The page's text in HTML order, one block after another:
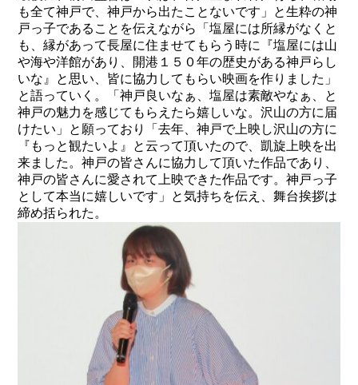
も全て神戸で、神戸から出たことないです」と生粋の神
戸っ子であることを伝えながら「塩屋には所縁がなくと
も、縁があって長屋に住ませてもらう時に『塩屋には山
や海や洋館があり、開港１５０年の歴史がある神戸らし
いな』と思い、皆に協力してもらい映画を作りました」
と語っていく。「神戸良いなぁ、塩屋は素敵やなぁ、と
神戸の魅力を感じてもらえたら嬉しいな。沢山の方に届
けたい」と願っており「去年、神戸で上映し沢山の方に
『もっと観たいよ』と云って頂いたので、凱旋上映を出
来ました。神戸の皆さんに協力して頂いた作品であり、
神戸の皆さんに愛されて上映できた作品です。神戸っ子
として本当に嬉しいです」と気持ちを伝え、舞台挨拶は
締め括られた。